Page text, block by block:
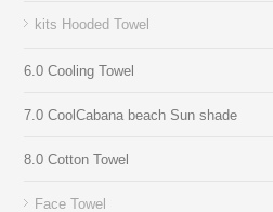
kits Hooded Towel
6.0 Cooling Towel
7.0 CoolCabana beach Sun shade
8.0 Cotton Towel
Face Towel